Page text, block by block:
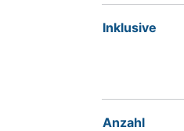
Inklusive
Anzahl